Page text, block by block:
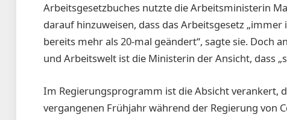
Arbeitsgesetzbuches nutzte die Arbeitsministerin
darauf hinzuweisen, dass das Arbeitsgesetz „immer
bereits mehr als 20-mal geändert“, sagte sie. Doch
und Arbeitswelt ist die Ministerin der Ansicht, dass
Im Regierungsprogramm ist die Absicht verankert,
vergangenen Frühjahr während der Regierung von